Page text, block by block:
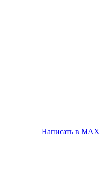
Написать в MAX